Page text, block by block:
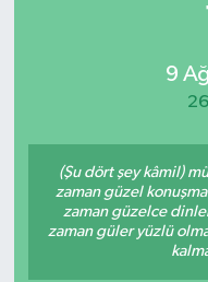
9
(Şu dört şey kâmil)
zaman güzel
zaman güzelce
zaman güler yüzlü
Son Dakika